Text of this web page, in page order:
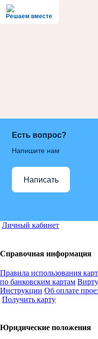
Решаем вместе
Есть вопрос?
Напишите нам
Написать
Личный кабинет
Справочная информация
Правила использования карт
по банковским картам
Инструкции Об оплате
Получить карту
Юридические положения